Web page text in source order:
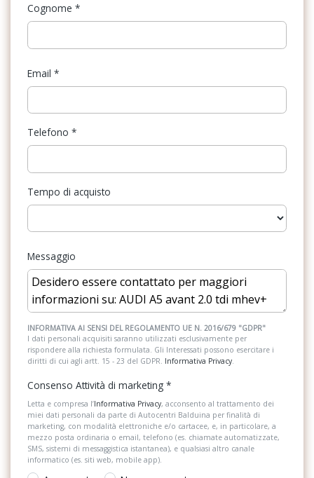
Fari posteriori a led
Kit riparazione pneumatici / tirefit
Limitatore di velocità
Maniglie esterne in tinta
Pacchetto sicurezza
Parabrezza termico
Radio DAB
Riconoscimento segnali stradali
Sedile riscaldato lato guidatore
Sedili anteriori regolabili
Selettore stile di guida
Serbatoio AdBlue
Sistema di assistenza al mantenimento della corsia
Sistema di chiamata d'emergenza
Cognome *
Email *
Telefono *
Tempo di acquisto
Messaggio
INFORMATIVA AI SENSI DEL REGOLAMENTO UE N. 2016/679 "GDPR"
I dati personali acquisiti saranno utilizzati esclusivamente per
rispondere alla richiesta formulata. Gli Interessati possono esercitare i
diritti di cui agli artt. 15 - 23 del GDPR. Informativa Privacy.
Consenso Attività di marketing *
Letta e compresa l’Informativa Privacy, acconsento al trattamento dei
miei dati personali da parte di Autocentri Balduina per finalità di
marketing, con modalità elettroniche e/o cartacee, e, in particolare, a
mezzo posta ordinaria o email, telefono (es. chiamate automatizzate,
SMS, sistemi di messaggistica istantanea), e qualsiasi altro canale
informatico (es. siti web, mobile app).